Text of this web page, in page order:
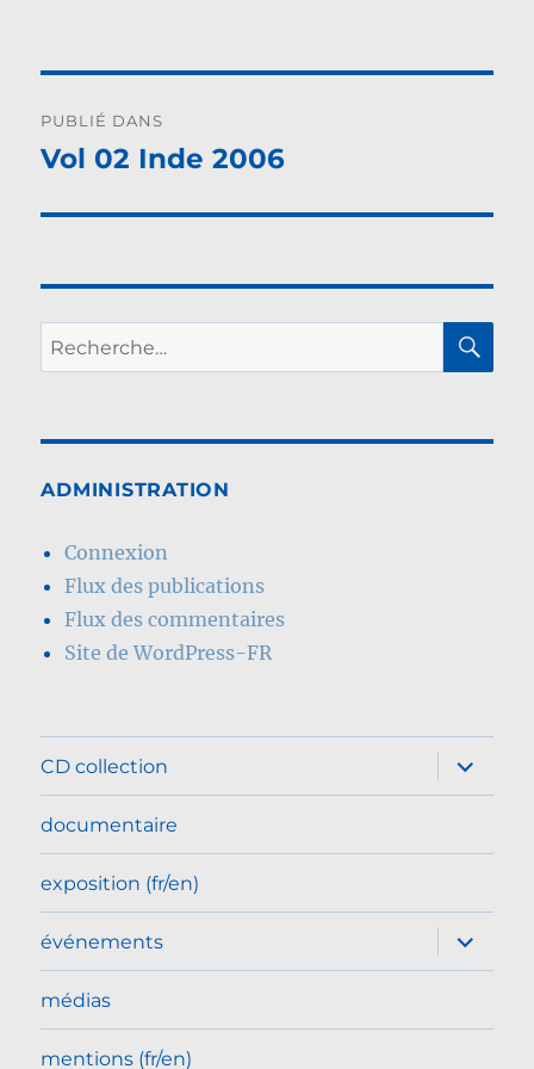
de
PUBLIÉ DANS
Vol 02 Inde 2006
Recherche
pour :
ADMINISTRATION
Connexion
Flux des publications
Flux des commentaires
Site de WordPress-FR
CD collection
ouvrir
le
sous-
documentaire
exposition (fr/en)
événements
ouvrir
le
sous-
médias
mentions (fr/en)